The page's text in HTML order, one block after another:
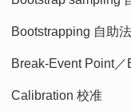
Bootstrapping 自助法
Break-Event Point／
Calibration 校准